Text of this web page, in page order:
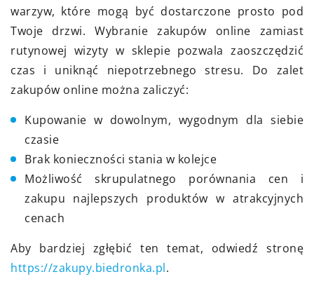
warzyw, które mogą być dostarczone prosto pod
Twoje drzwi. Wybranie zakupów online zamiast
rutynowej wizyty w sklepie pozwala zaoszczędzić
czas i uniknąć niepotrzebnego stresu. Do zalet
zakupów online można zaliczyć:
Kupowanie w dowolnym, wygodnym dla siebie
czasie
Brak konieczności stania w kolejce
Możliwość skrupulatnego porównania cen i
zakupu najlepszych produktów w atrakcyjnych
cenach
Aby bardziej zgłębić ten temat, odwiedź stronę
https://zakupy.biedronka.pl.